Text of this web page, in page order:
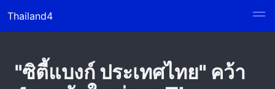
Thailand4
"ซิตี้แบงก์ ประเทศไทย" คว้า